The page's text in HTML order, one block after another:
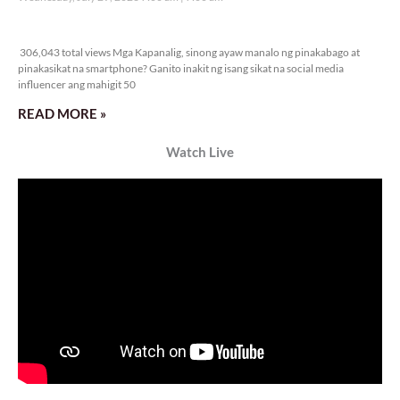
306,043 total views Mga Kapanalig, sinong ayaw manalo ng pinakabago at
pinakasikat na smartphone? Ganito inakit ng isang sikat na social media
influencer ang mahigit 50
READ MORE »
Watch Live